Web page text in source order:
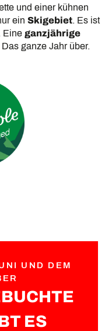
und einer kühnen
ein Skigebiet. Es ist
Eine ganzjährige
ganze Jahr über.
UND DEM
ES